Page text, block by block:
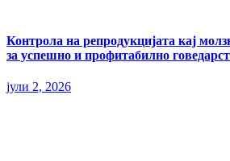
Контрола на репродукцијата кај
за успешно и профитабилно
јули 2, 2026